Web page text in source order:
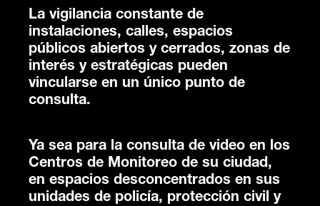
La vigilancia constante de
instalaciones, calles, espacios
públicos abiertos y cerrados, zonas de
interés y estratégicas pueden
vincularse en un único punto de
consulta.
Ya sea para la consulta de video en los
Centros de Monitoreo de su ciudad,
en espacios desconcentrados en sus
unidades de policía, protección civil y